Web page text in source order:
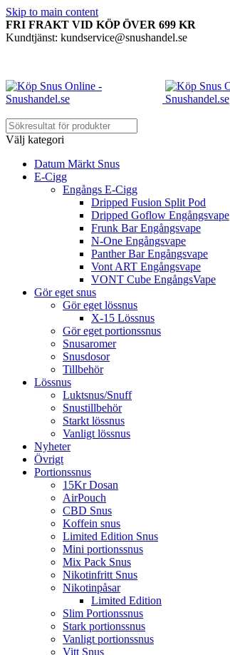
Skip to main content
FRI FRAKT VID KÖP ÖVER 699 KR
Kundtjänst: kundservice@snushandel.se
Välj kategori
Datum Märkt Snus
E-Cigg
Engångs E-Cigg
Dripped Fusion Split Pod
Dripped Goflow Engångsvape
Frunk Bar Engångsvape
N-One Engångsvape
Panther Bar Engångsvape
Vont ART Engångsvape
VONT Cube EngångsVape
Gör eget snus
Gör eget lössnus
X-15 Lössnus
Gör eget portionssnus
Snusaromer
Snusdosor
Tillbehör
Lössnus
Luktsnus/Snuff
Snustillbehör
Starkt lössnus
Vanligt lössnus
Nyheter
Övrigt
Portionssnus
15Kr Dosan
AirPouch
CBD Snus
Koffein snus
Limited Edition Snus
Mini portionssnus
Mix Pack Snus
Nikotinfritt Snus
Nikotinpåsar
Limited Edition
Slim Portionssnus
Stark portionssnus
Vanligt portionssnus
Vitt Snus